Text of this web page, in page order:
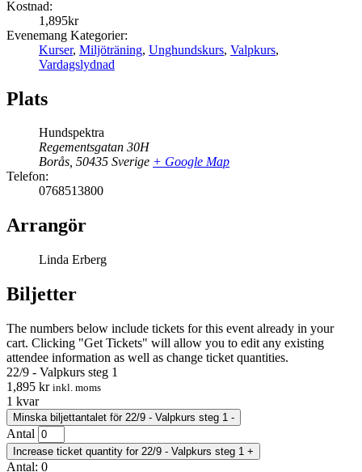
Kostnad:
1,895kr
Evenemang Kategorier:
Kurser, Miljöträning, Unghundskurs, Valpkurs,
Vardagslydnad
Plats
Hundspektra
Regementsgatan 30H
Borås, 50435 Sverige + Google Map
Telefon:
0768513800
Arrangör
Linda Erberg
Biljetter
The numbers below include tickets for this event already in your
cart. Clicking "Get Tickets" will allow you to edit any existing
attendee information as well as change ticket quantities.
22/9 - Valpkurs steg 1
1,895 kr inkl. moms
1 kvar
Minska biljettantalet för 22/9 - Valpkurs steg 1 -
Antal
Increase ticket quantity for 22/9 - Valpkurs steg 1 +
Antal: 0